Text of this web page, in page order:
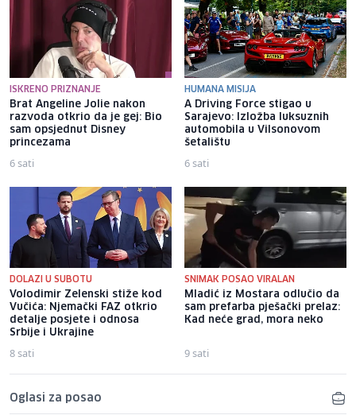
ISKRENO PRIZNANJE
Brat Angeline Jolie nakon
razvoda otkrio da je gej: Bio
sam opsjednut Disney
princezama
6 sati
HUMANA MISIJA
A Driving Force stigao u
Sarajevo: Izložba luksuznih
automobila u Vilsonovom
šetalištu
6 sati
DOLAZI U SUBOTU
Volodimir Zelenski stiže kod
Vučića: Njemački FAZ otkrio
detalje posjete i odnosa
Srbije i Ukrajine
8 sati
SNIMAK POSAO VIRALAN
Mladić iz Mostara odlučio da
sam prefarba pješački prelaz:
Kad neće grad, mora neko
9 sati
Oglasi za posao